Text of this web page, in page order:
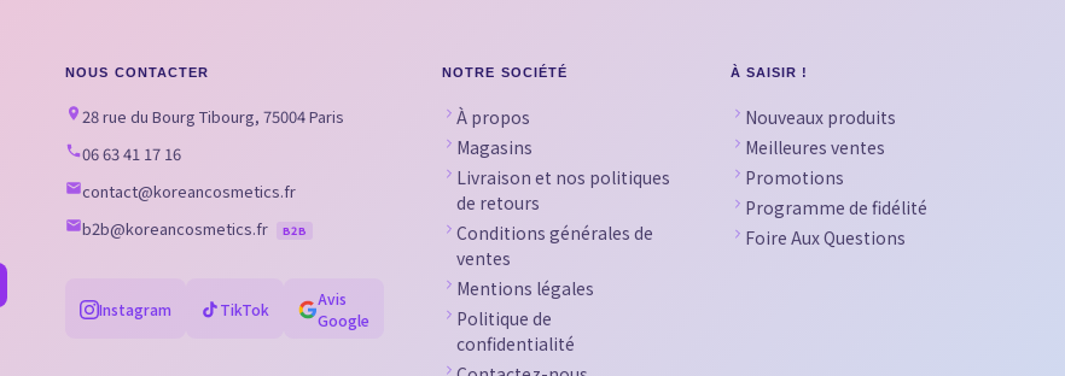
NOUS CONTACTER
28 rue du Bourg Tibourg, 75004 Paris
06 63 41 17 16
contact@koreancosmetics.fr
b2b@koreancosmetics.fr
B2B
Instagram TikTok
Avis
Google
NOTRE SOCIÉTÉ
À propos
Magasins
Livraison et nos politiques
de retours
Conditions générales de
ventes
Mentions légales
Politique de
confidentialité
À SAISIR !
Nouveaux produits
Meilleures ventes
Promotions
Programme de fidélité
Foire Aux Questions